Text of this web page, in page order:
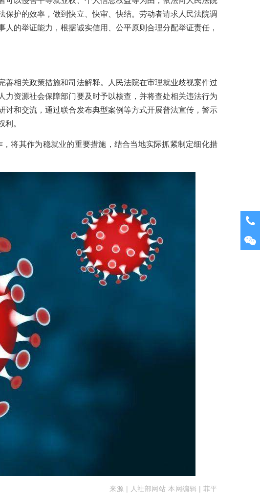
护的效率，做到快立、快审、快结。劳动者请求人民法院调
的举证能力，根据诚实信用、公平原则合理分配举证责任，
相关政策措施和司法解释。人民法院在审理就业歧视案件过
资源社会保障部门要及时予以核查，并将查处相关违法行为
和交流，通过联合发布典型案例等方式开展普法宣传，警示
。
将其作为稳就业的重要措施，结合当地实际抓紧制定细化措
来源 | 人社部网站 本网编辑 | 菲平